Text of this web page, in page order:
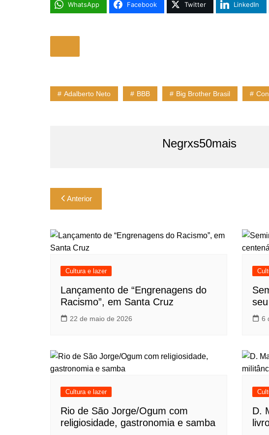
WhatsApp Facebook Twitter LinkedIn
Adalberto Neto BBB Big Brother Brasil
Negrxs50mais
Navegação
de
Post
Anterior
Cultura e lazer
Lançamento de “Engrenagens do
Racismo”, em Santa Cruz
22 de maio de 2026 6
Cultura e lazer
Rio de São Jorge/Ogum com
religiosidade, gastronomia e samba
D.